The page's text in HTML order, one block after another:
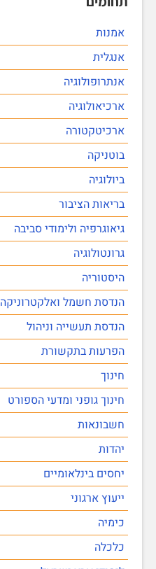
אמנות
אנגלית
אנתרופולוגיה
ארכיאולוגיה
ארכיטקטורה
בוטניקה
ביולוגיה
בריאות הציבור
גיאוגרפיה ולימודי סביבה
גרונטולוגיה
היסטוריה
הנדסת חשמל ואלקטרוניקה
הנדסת תעשייה וניהול
הפרעות בתקשורת
חינוך
חינוך גופני ומדעי הספורט
חשבונאות
יהדות
יחסים בינלאומיים
ייעוץ ארגוני
כימיה
כלכלה